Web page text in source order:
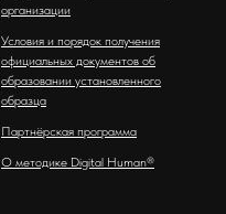
организации
Условия и порядок получения
официальных документов об
образовании установленного
образца
Партнёрская программа
О методике Digital Human®